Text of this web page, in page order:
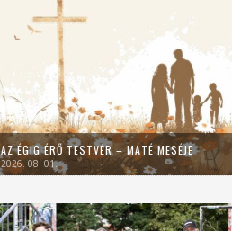
AZ ÉGIG ÉRŐ TESTVÉR – MÁTÉ MESÉJE
2026. 08. 01.